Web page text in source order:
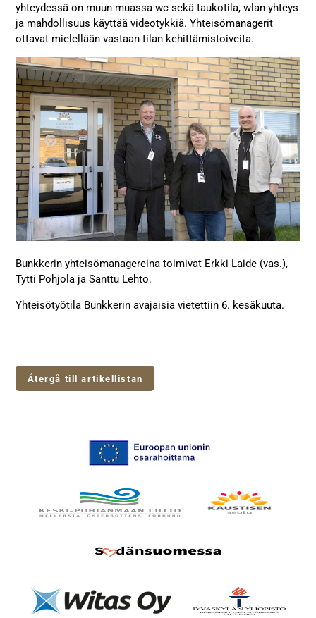
yhteydessä on muun muassa wc sekä taukotila, wlan-yhteys
ja mahdollisuus käyttää videotykkiä. Yhteisömanagerit
ottavat mielellään vastaan tilan kehittämistoiveita.
Bunkkerin yhteisömanagereina toimivat Erkki Laide (vas.),
Tytti Pohjola ja Santtu Lehto.
Yhteisötyötila Bunkkerin avajaisia vietettiin 6. kesäkuuta.
Återgå till artikellistan